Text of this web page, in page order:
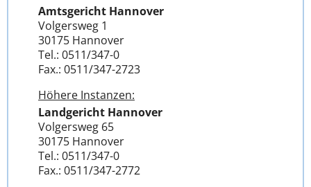
Amtsgericht Hannover
Volgersweg 1
30175 Hannover
Tel.: 0511/347-0
Fax.: 0511/347-2723
Höhere Instanzen:
Landgericht Hannover
Volgersweg 65
30175 Hannover
Tel.: 0511/347-0
Fax.: 0511/347-2772